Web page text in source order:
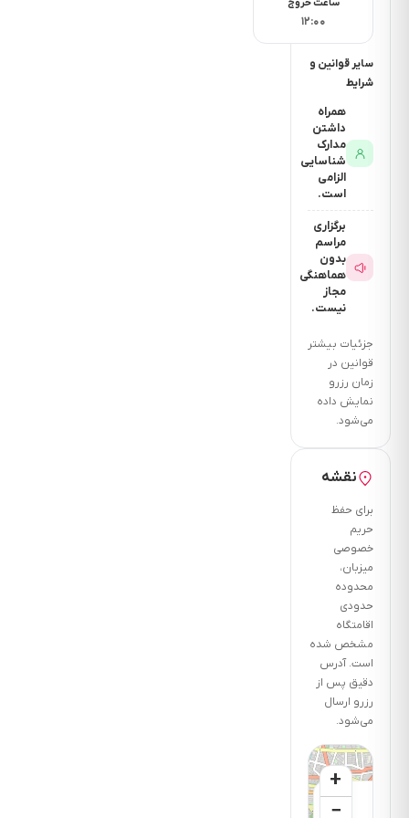
پاساژ
چنددقیقه
است؟ 5
دقیقه
فاصله تا
داروخانه
چنددقیقه
است؟ 5
دقیقه
فاصله تا
فرودگاه
چنددقیقه
است؟ 15
دقیقه
فاصله تا
ونقل
چنددقیقه
دقیقه
فاصله تا شهر
یا خارج
شهرچند
دقیقه است؟
فاصله تا
ترمینال چند
دقیقه است؟
ساعت خروج
۱۲:۰۰
سایر قوانین و
شرایط
همراه
داشتن
مدارک
شناسایی
الزامی
است.
برگزاری
مراسم
بدون
هماهنگی
مجاز
نیست.
جزئیات بیشتر
قوانین در
زمان رزرو
نمایش داده
می‌شود.
نقشه
برای حفظ
حریم
خصوصی
میزبان،
محدوده
حدودی
اقامتگاه
مشخص شده
است. آدرس
دقیق پس از
رزرو ارسال
می‌شود.
×
+
−